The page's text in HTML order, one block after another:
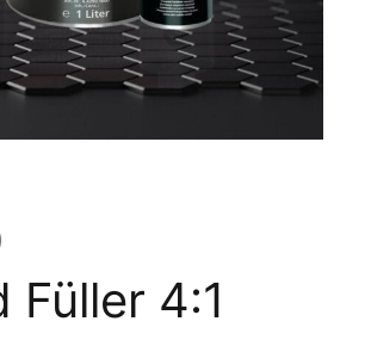
Füller 4:1